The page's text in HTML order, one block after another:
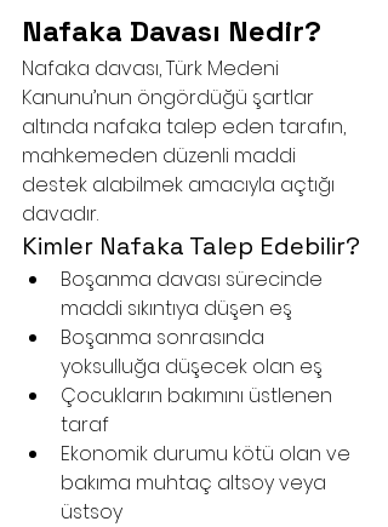
Nafaka Davası Nedir?
Nafaka davası, Türk Medeni
Kanunu’nun öngördüğü şartlar
altında nafaka talep eden tarafın,
mahkemeden düzenli maddi
destek alabilmek amacıyla açtığı
davadır.
Kimler Nafaka Talep Edebilir?
Boşanma davası sürecinde
maddi sıkıntıya düşen eş
Boşanma sonrasında
yoksulluğa düşecek olan eş
Çocukların bakımını üstlenen
taraf
Ekonomik durumu kötü olan ve
bakıma muhtaç altsoy veya
üstsoy